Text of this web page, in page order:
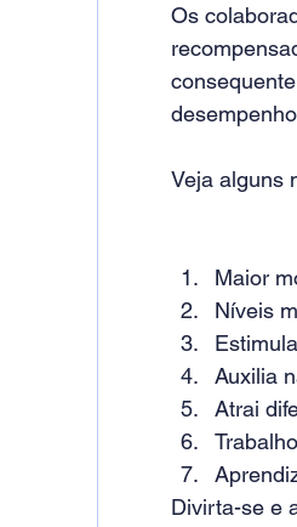
Os
Veja alguns
Maior
Níveis
Auxilia
Atrai
Divirta-se e